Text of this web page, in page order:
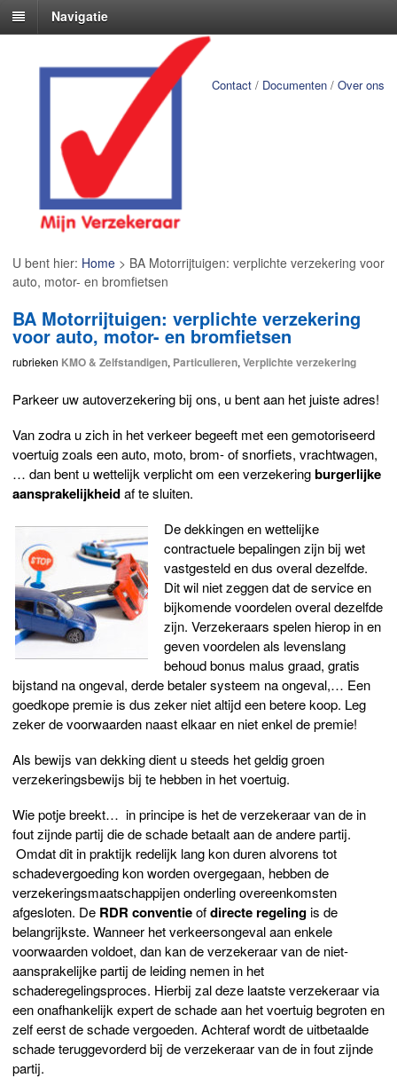
Navigatie
Contact / Documenten / Over ons
U bent hier: Home > BA Motorrijtuigen: verplichte verzekering voor
auto, motor- en bromfietsen
BA Motorrijtuigen: verplichte verzekering
voor auto, motor- en bromfietsen
rubrieken KMO & Zelfstandigen, Particulieren, Verplichte verzekering
Parkeer uw autoverzekering bij ons, u bent aan het juiste adres!
Van zodra u zich in het verkeer begeeft met een gemotoriseerd
voertuig zoals een auto, moto, brom- of snorfiets, vrachtwagen,
… dan bent u wettelijk verplicht om een verzekeringburgerlijke
aansprakelijkheidaf te sluiten.
De dekkingen en wettelijke
contractuele bepalingen zijn bij wet
vastgesteld en dus overal dezelfde.
Dit wil niet zeggen dat de service en
bijkomende voordelen overal dezelfde
zijn. Verzekeraars spelen hierop in en
geven voordelen als levenslang
behoud bonus malus graad, gratis
bijstand na ongeval, derde betaler systeem na ongeval,… Een
goedkope premie is dus zeker niet altijd een betere koop. Leg
zeker de voorwaarden naast elkaar en niet enkel de premie!
Als bewijs van dekking dient u steeds het geldig groen
verzekeringsbewijs bij te hebben in het voertuig.
Wie potje breekt… in principe is het de verzekeraar van de in
fout zijnde partij die de schade betaalt aan de andere partij.
Omdat dit in praktijk redelijk lang kon duren alvorens tot
schadevergoeding kon worden overgegaan, hebben de
verzekeringsmaatschappijen onderling overeenkomsten
afgesloten. De RDR conventieofdirecte regelingis de
belangrijkste. Wanneer het verkeersongeval aan enkele
voorwaarden voldoet, dan kan de verzekeraar van de niet-
aansprakelijke partij de leiding nemen in het
schaderegelingsproces. Hierbij zal deze laatste verzekeraar via
een onafhankelijk expert de schade aan het voertuig begroten en
zelf eerst de schade vergoeden. Achteraf wordt de uitbetaalde
schade teruggevorderd bij de verzekeraar van de in fout zijnde
partij.